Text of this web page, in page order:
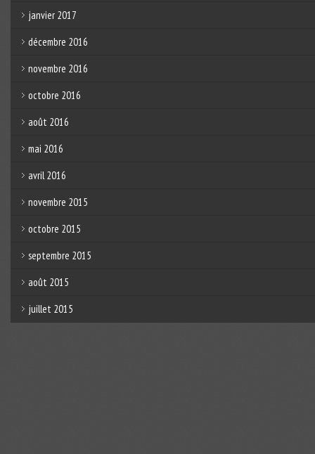
janvier 2017
décembre 2016
novembre 2016
octobre 2016
août 2016
mai 2016
avril 2016
novembre 2015
octobre 2015
septembre 2015
août 2015
juillet 2015